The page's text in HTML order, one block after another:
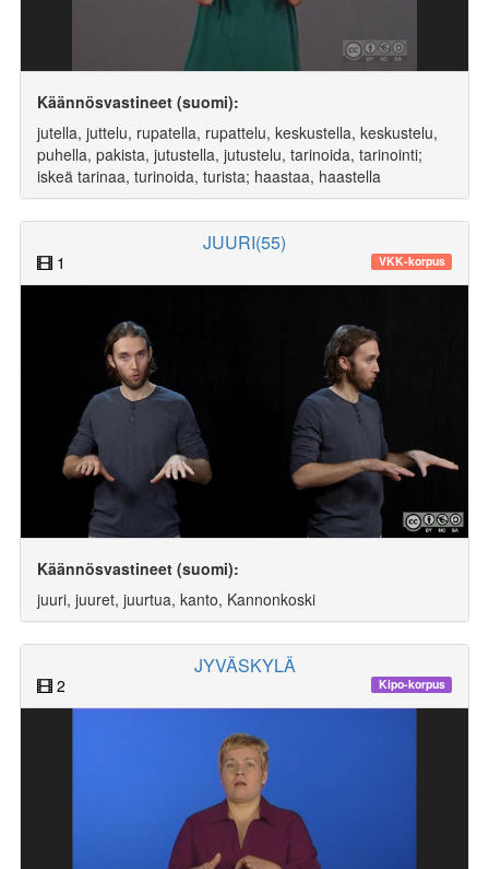
Käännösvastineet (suomi):
jutella, juttelu, rupatella, rupattelu, keskustella, keskustelu,
puhella, pakista, jutustella, jutustelu, tarinoida, tarinointi;
iskeä tarinaa, turinoida, turista; haastaa, haastella
JUURI(55)
1 VKK-korpus
Käännösvastineet (suomi):
juuri, juuret, juurtua, kanto, Kannonkoski
JYVÄSKYLÄ
2 Kipo-korpus